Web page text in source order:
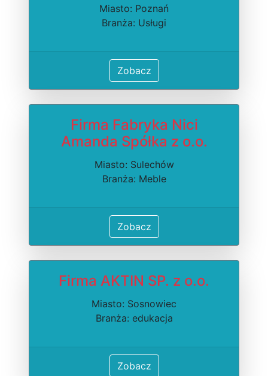
Miasto: Poznań
Branża: Usługi
Zobacz
Firma Fabryka Nici
Amanda Spółka z o.o.
Miasto: Sulechów
Branża: Meble
Zobacz
Firma AKTIN SP. z o.o.
Miasto: Sosnowiec
Branża: edukacja
Zobacz